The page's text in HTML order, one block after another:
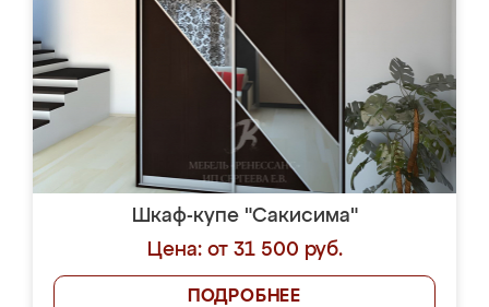
Шкаф-купе "Сакисима"
Цена: от 31 500 руб.
ПОДРОБНЕЕ